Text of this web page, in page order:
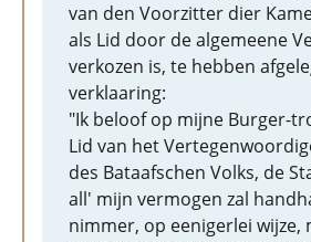
van den Voorzitter dier
als Lid door de algemeene
verkozen is, te hebben
verklaaring:
"Ik beloof op mijne Burger-
Lid van het
des Bataafschen Volks, de
all' mijn vermogen zal
nimmer, op eenigerlei wijze,